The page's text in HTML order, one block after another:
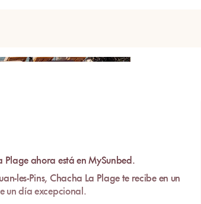
Plage ahora está en MySunbed.
les-Pins, Chacha La Plage te recibe en un
un día excepcional.